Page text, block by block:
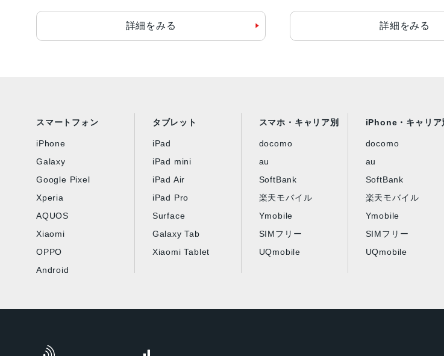
詳細をみる 詳細をみる
スマートフォン
iPhone
Galaxy
Google Pixel
Xperia
AQUOS
Xiaomi
OPPO
Android
タブレット
iPad
iPad mini
iPad Air
iPad Pro
Surface
Galaxy Tab
Xiaomi Tablet
スマホ・キャリア別
docomo
au
SoftBank
楽天モバイル
Ymobile
SIMフリー
UQmobile
iPhone・キャリア
docomo
au
SoftBank
楽天モバイル
Ymobile
SIMフリー
UQmobile